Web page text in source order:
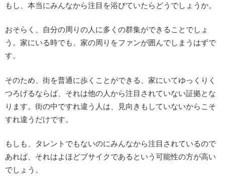
もし、本当にみんなから注目を浴びていたらどうでしょうか。
おそらく、自分の周りの人に多くの群集ができることでしょ
う。家にいる時でも、家の周りをファンが囲んでしまうはずで
す。
そのため、街を普通に歩くことができる、家にいてゆっくりく
つろげるならば、それは他の人から注目されていない証拠とな
ります。街の中ですれ違う人は、見向きもしていないからこそ
すれ違うだけです。
もしも、タレントでもないのにみんなから注目されているので
あれば、それはよほどブサイクであるという可能性の方が高い
でしょう。